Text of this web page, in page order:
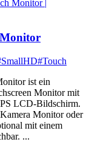
#Touch
ist ein
Monitor mit
LCD-Bildschirm.
Monitor oder
mit einem
...